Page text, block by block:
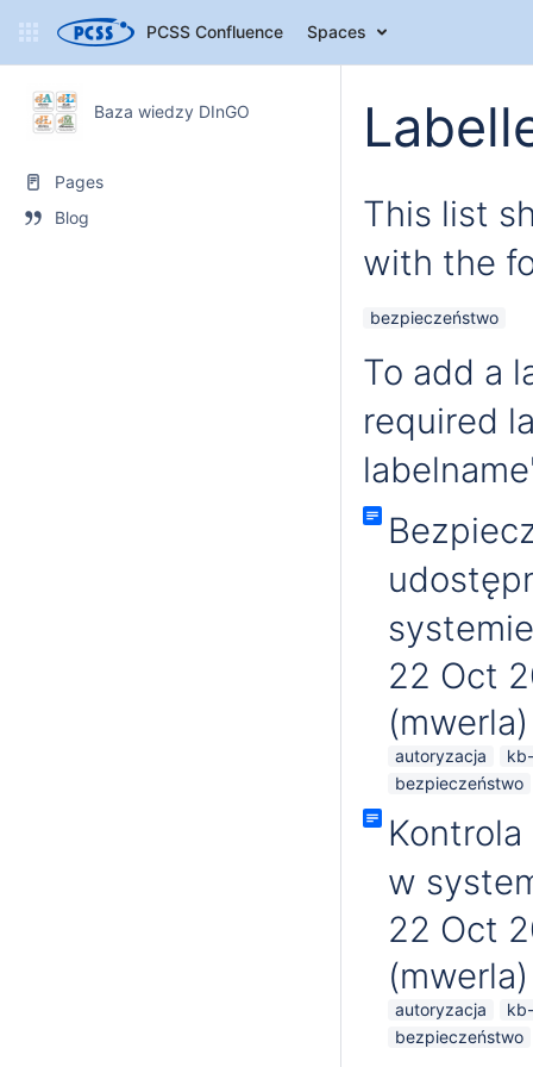
PCSS Confluence Spaces
Baza wiedzy DInGO
Pages
Blog
This list
with the
bezpieczeństwo
To add a
required
22 Oct
(mwerla)
autoryzacja
bezpieczeństwo
w
22 Oct
(mwerla)
autoryzacja
bezpieczeństwo